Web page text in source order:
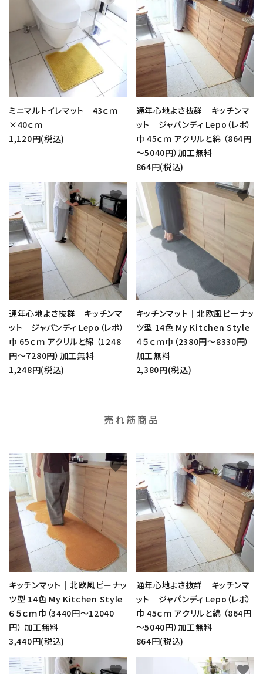
ミニマルトイレマット 43ｃｍ
×40ｃｍ
1,120円(税込)
通年心地よさ抜群｜キッチンマ
ット ジャパンディ Lepo（レポ）
巾 45ｃｍ アクリルと綿 （864円
～5040円）加工無料
864円(税込)
通年心地よさ抜群｜キッチンマ
ット ジャパンディ Lepo（レポ）
巾 65ｃｍ アクリルと綿 （1248
円～7280円）加工無料
1,248円(税込)
favorite
キッチンマット｜北欧風ピーナッ
ツ型 14色 My Kitchen Style
４５ｃｍ巾（2380円～8330円）
加工無料
2,380円(税込)
favorite
売れ筋商品
キッチンマット｜北欧風ピーナッ
ツ型 14色 My Kitchen Style
６５ｃｍ巾（3440円～12040
円） 加工無料
3,440円(税込)
favorite
通年心地よさ抜群｜キッチンマ
ット ジャパンディ Lepo（レポ）
巾 45ｃｍ アクリルと綿 （864円
～5040円）加工無料
864円(税込)
favorite
favorite favorite